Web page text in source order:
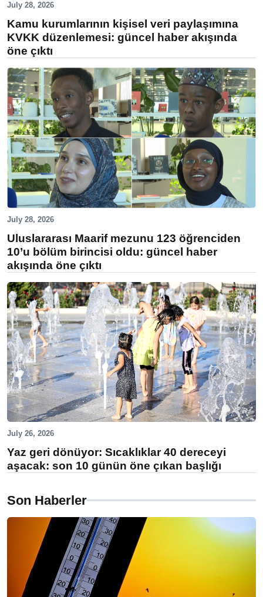
July 28, 2026
Kamu kurumlarının kişisel veri paylaşımına
KVKK düzenlemesi: güncel haber akışında
öne çıktı
July 28, 2026
Uluslararası Maarif mezunu 123 öğrenciden
10’u bölüm birincisi oldu: güncel haber
akışında öne çıktı
July 26, 2026
Yaz geri dönüyor: Sıcaklıklar 40 dereceyi
aşacak: son 10 günün öne çıkan başlığı
Son Haberler